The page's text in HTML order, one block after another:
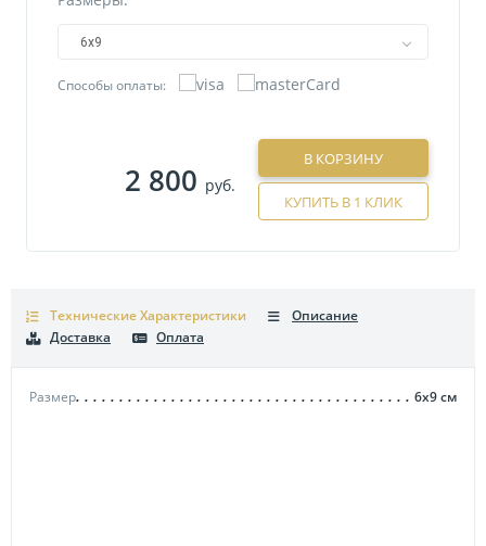
6х9
Способы оплаты:
2 800 руб.
В КОРЗИНУ
КУПИТЬ В 1 КЛИК
Технические Характеристики
Размер 6х9см
Описание
Доставка
Оплата